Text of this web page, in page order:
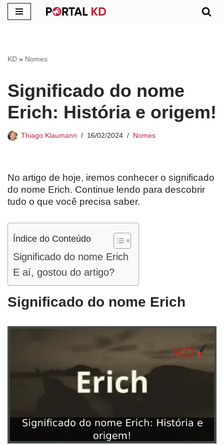
conteúdo
KD » Nomes
Significado do nome
Erich: História e origem!
Thiago Klaumann 16/02/2024 Nomes
No artigo de hoje, iremos conhecer o significado
do nome Erich. Continue lendo para descobrir
tudo o que você precisa saber.
Índice do Conteúdo
Significado do nome Erich
E aí, gostou do artigo?
Significado do nome Erich